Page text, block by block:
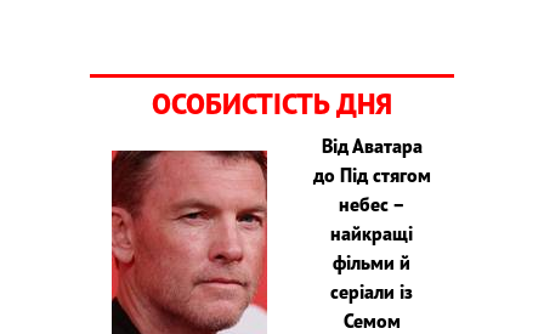
ОСОБИСТІСТЬ ДНЯ
Від Аватара
до Під стягом
небес –
найкращі
фільми й
серіали із
Семом